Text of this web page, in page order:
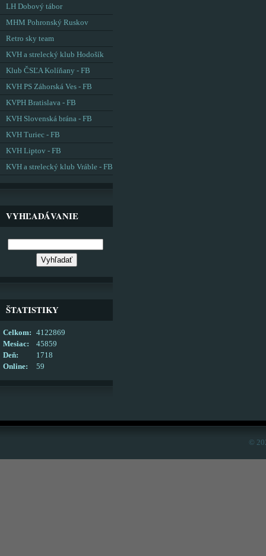
LH Dobový tábor
MHM Pohronský Ruskov
Retro sky team
KVH a strelecký klub Hodošík
Klub ČSĽA Kolíňany - FB
KVH PS Záhorská Ves - FB
KVPH Bratislava - FB
KVH Slovenská brána - FB
KVH Turiec - FB
KVH Liptov - FB
KVH a strelecký klub Vráble - FB
VYHĽADÁVANIE
ŠTATISTIKY
Online: 59
Celkom:
4122869
Mesiac:
45859
Deň:
1718
©